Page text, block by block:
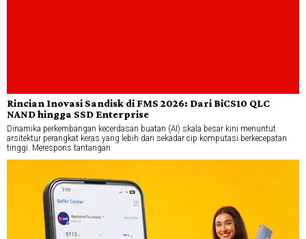
Rincian Inovasi Sandisk di FMS 2026: Dari BiCS10 QLC
NAND hingga SSD Enterprise
Dinamika perkembangan kecerdasan buatan (AI) skala besar kini menuntut
arsitektur perangkat keras yang lebih dari sekadar cip komputasi berkecepatan
tinggi. Merespons tantangan